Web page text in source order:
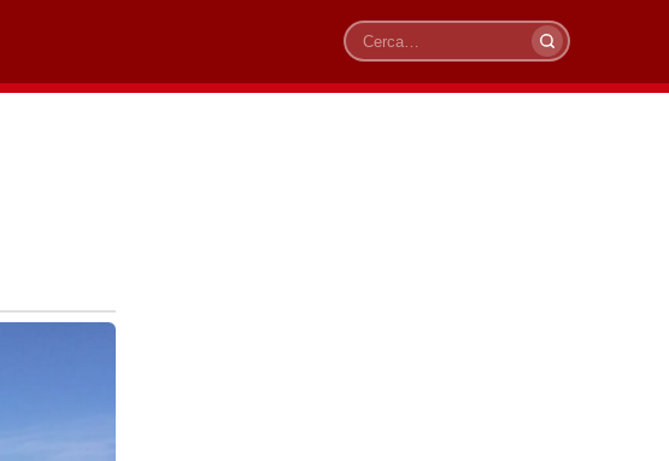
Cerca